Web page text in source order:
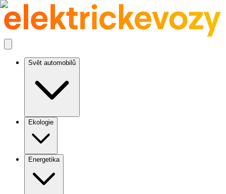
Svět automobilů
Ekologie
Energetika